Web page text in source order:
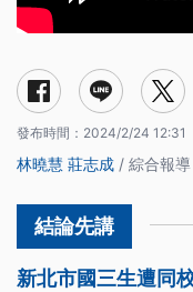
發布時間： 2024/2/24 12:31
林曉慧 莊志成 / 綜合報導
新北市國三生遭同